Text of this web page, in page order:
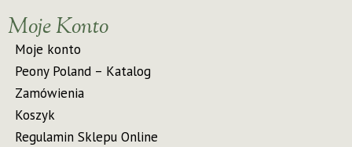
Moje Konto
Moje konto
Peony Poland – Katalog
Zamówienia
Koszyk
Regulamin Sklepu Online